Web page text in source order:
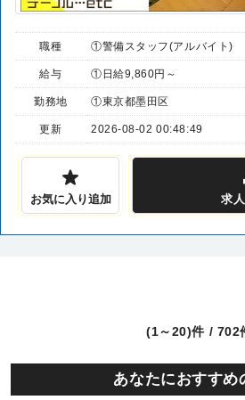
職種 ①警備スタッフ(アルバイト)
給与 ①日給9,860円～
勤務地 ①東京都墨田区
更新 2026-08-02 00:48:49
お気に入り追加 求人
(1～20)件 / 702
あなたにおすすめ